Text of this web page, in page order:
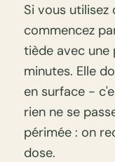
Si vous utilisez
commencez
tiède avec une
minutes. Elle
en surface -
rien ne se
périmée : on
dose.